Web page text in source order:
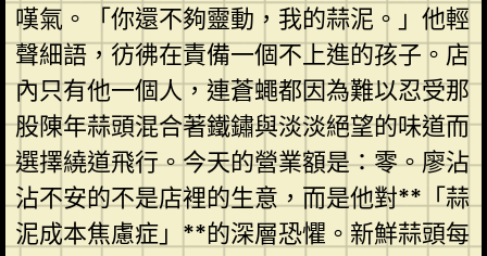
嘆氣。「你還不夠靈動，我的蒜泥。」他輕
聲細語，彷彿在責備一個不上進的孩子。店
內只有他一個人，連蒼蠅都因為難以忍受那
股陳年蒜頭混合著鐵鏽與淡淡絕望的味道而
選擇繞道飛行。今天的營業額是：零。廖沾
沾不安的不是店裡的生意，而是他對**「蒜
泥成本焦慮症」**的深層恐懼。新鮮蒜頭每